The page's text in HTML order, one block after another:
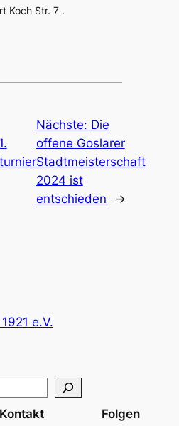
Koch Str. 7 .
1.
Nächste: Die
offene Goslarer
Stadtmeisterschaft
2024 ist
entschieden
→
e.V.
Kontakt Folgen